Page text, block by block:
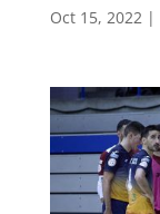
Oct 15, 2022|